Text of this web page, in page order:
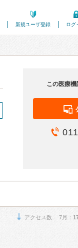
新規ユーザ登録 ログ
この医療
アクセス数 7月：